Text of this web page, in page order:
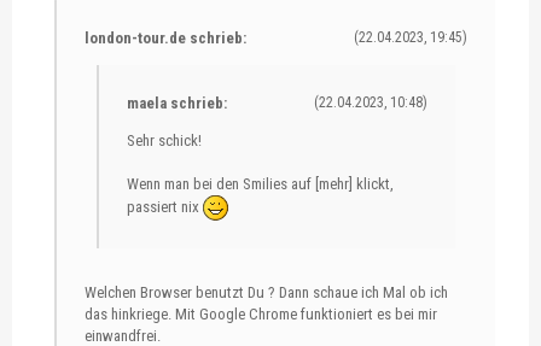
(22.04.2023, 19:45)
london-tour.de schrieb:
(22.04.2023, 10:48)
maela schrieb:
Sehr schick!
Wenn man bei den Smilies auf [mehr] klickt,
passiert nix
Welchen Browser benutzt Du ? Dann schaue ich Mal ob ich
das hinkriege. Mit Google Chrome funktioniert es bei mir
einwandfrei.